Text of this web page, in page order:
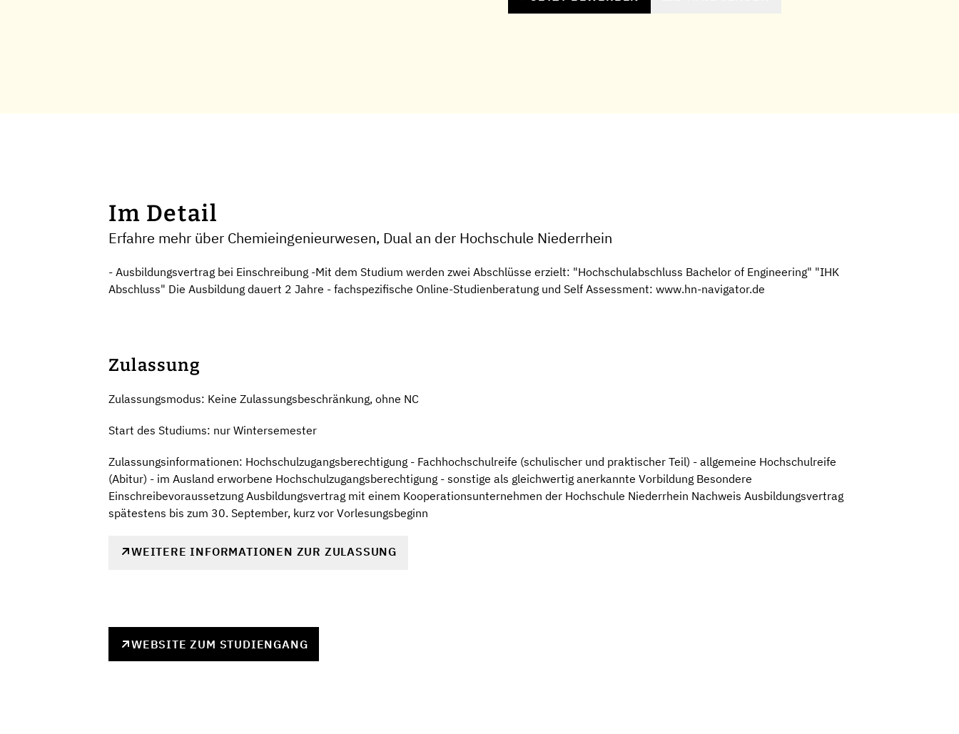
Im Detail
Erfahre mehr über Chemieingenieurwesen, Dual an der Hochschule Niederrhein
- Ausbildungsvertrag bei Einschreibung -Mit dem Studium werden zwei Abschlüsse erzielt: "Hochschulabschluss Bachelor of Engineering" "IHK
Abschluss" Die Ausbildung dauert 2 Jahre - fachspezifische Online-Studienberatung und Self Assessment: www.hn-navigator.de
Zulassung
Zulassungsmodus: Keine Zulassungsbeschränkung, ohne NC
Start des Studiums: nur Wintersemester
Zulassungsinformationen: Hochschulzugangsberechtigung - Fachhochschulreife (schulischer und praktischer Teil) - allgemeine Hochschulreife
(Abitur) - im Ausland erworbene Hochschulzugangsberechtigung - sonstige als gleichwertig anerkannte Vorbildung Besondere
Einschreibevoraussetzung Ausbildungsvertrag mit einem Kooperationsunternehmen der Hochschule Niederrhein Nachweis Ausbildungsvertrag
spätestens bis zum 30. September, kurz vor Vorlesungsbeginn
WEITERE INFORMATIONEN ZUR ZULASSUNG
WEBSITE ZUM STUDIENGANG